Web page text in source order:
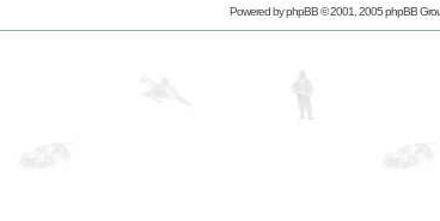
Powered byphpBB© 2001, 2005 phpBB